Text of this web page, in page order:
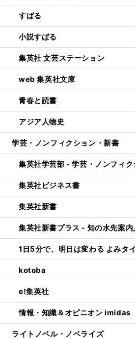
すばる
小説すばる
集英社 文芸ステーション
web 集英社文庫
青春と読書
アジア人物史
学芸・ノンフィクション・新書
集英社学芸部 - 学芸・ノンフィク
集英社ビジネス書
集英社新書
集英社新書プラス - 知の水先案内
1日5分で、明日は変わる よみタ
kotoba
e!集英社
情報・知識＆オピニオン imidas
ライトノベル・ノベライズ